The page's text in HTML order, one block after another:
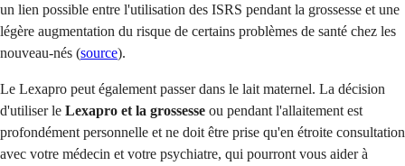
un lien possible entre l'utilisation des ISRS pendant la grossesse et une
légère augmentation du risque de certains problèmes de santé chez les
nouveau-nés (source).
Le Lexapro peut également passer dans le lait maternel. La décision
d'utiliser le Lexapro et la grossesse ou pendant l'allaitement est
profondément personnelle et ne doit être prise qu'en étroite consultation
avec votre médecin et votre psychiatre, qui pourront vous aider à